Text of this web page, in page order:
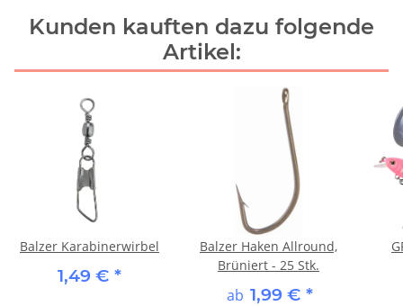
Kunden kauften dazu folgende
Artikel:
Balzer Karabinerwirbel
1,49 € *
Balzer Haken Allround,
Brüniert - 25 Stk.
ab 1,99 € *